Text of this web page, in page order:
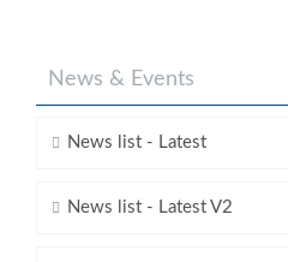
News & Events
News list - Latest
News list - Latest V2